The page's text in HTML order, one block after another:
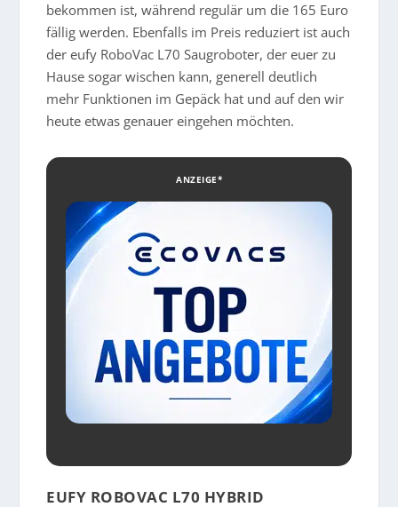
bekommen ist, während regulär um die 165 Euro
fällig werden. Ebenfalls im Preis reduziert ist auch
der eufy RoboVac L70 Saugroboter, der euer zu
Hause sogar wischen kann, generell deutlich
mehr Funktionen im Gepäck hat und auf den wir
heute etwas genauer eingehen möchten.
ANZEIGE*
EUFY ROBOVAC L70 HYBRID